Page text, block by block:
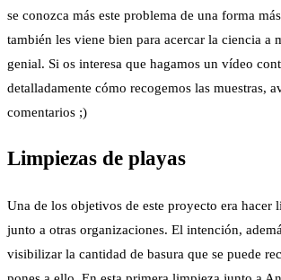
se conozca más este problema de una forma
también les viene bien para acercar la ciencia a
genial. Si os interesa que hagamos un vídeo
detalladamente cómo recogemos las muestras,
comentarios ;)
Limpiezas de playas
Una de los objetivos de este proyecto era hacer
junto a otras organizaciones. El intención,
visibilizar la cantidad de basura que se puede